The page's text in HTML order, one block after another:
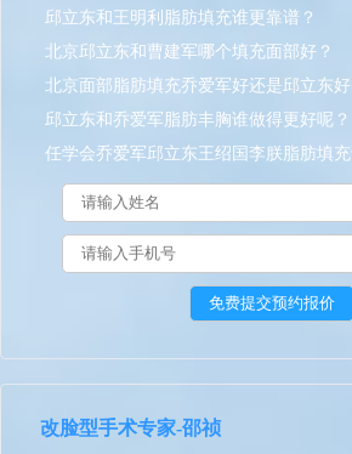
邱立东和王明利脂肪填充谁更靠谱？
北京邱立东和曹建军哪个填充面部好？
北京面部脂肪填充乔爱军好还是邱立东好
邱立东和乔爱军脂肪丰胸谁做得更好呢？
任学会乔爱军邱立东王绍国李朕脂肪填充
改脸型手术专家-邵祯